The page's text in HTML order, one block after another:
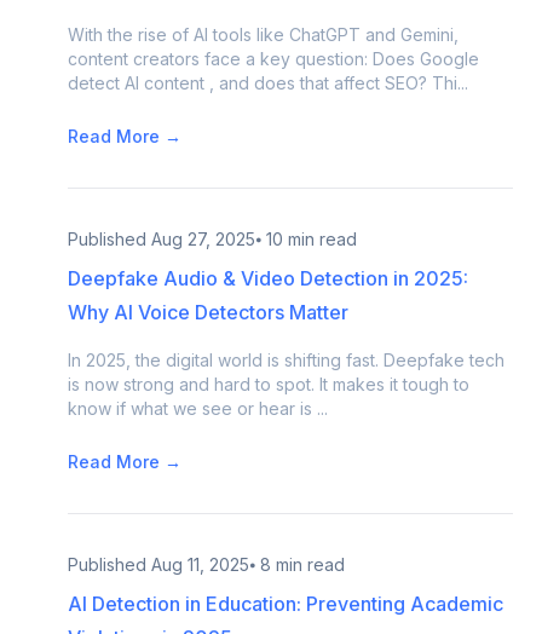
With the rise of AI tools like ChatGPT and Gemini,
content creators face a key question: Does Google
detect AI content , and does that affect SEO? Thi...
Read More →
Published Aug 27, 2025⦁ 10 min read
Deepfake Audio & Video Detection in 2025:
Why AI Voice Detectors Matter
In 2025, the digital world is shifting fast. Deepfake tech
is now strong and hard to spot. It makes it tough to
know if what we see or hear is ...
Read More →
Published Aug 11, 2025⦁ 8 min read
AI Detection in Education: Preventing Academic